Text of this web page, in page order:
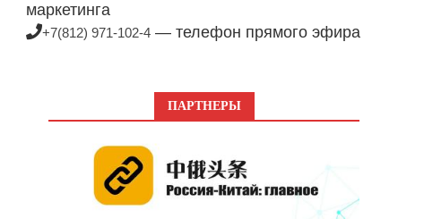
маркетинга
+7(812) 971-102-4 — телефон прямого эфира
ПАРТНЕРЫ